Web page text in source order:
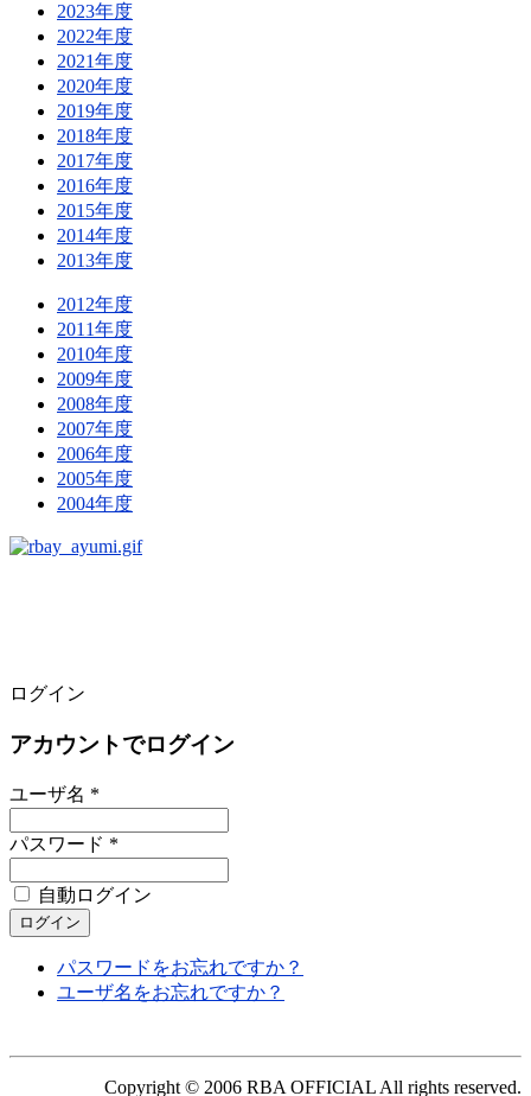
2023年度
2022年度
2021年度
2020年度
2019年度
2018年度
2017年度
2016年度
2015年度
2014年度
2013年度
2012年度
2011年度
2010年度
2009年度
2008年度
2007年度
2006年度
2005年度
2004年度
ログイン
アカウントでログイン
ユーザ名 *
パスワード *
自動ログイン
パスワードをお忘れですか？
ユーザ名をお忘れですか？
Copyright © 2006 RBA OFFICIAL All rights reserved.